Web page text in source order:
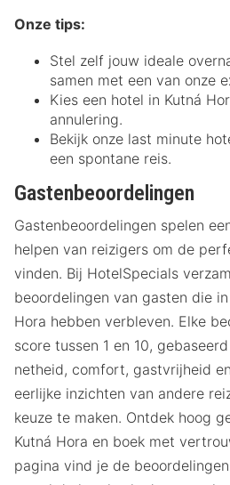
Onze tips:
Stel zelf jouw ideale
samen met een van onze
Kies een hotel in Kutná
annulering.
Bekijk onze last minute
een spontane reis.
Gastenbeoordelingen
Gastenbeoordelingen spelen
helpen van reizigers om de
vinden. Bij HotelSpecials
beoordelingen van gasten die
Hora hebben verbleven. Elke
score tussen 1 en 10,
netheid, comfort, gastvrijheid
eerlijke inzichten van andere
keuze te maken. Ontdek hoog
Kutná Hora en boek met
pagina vind je de